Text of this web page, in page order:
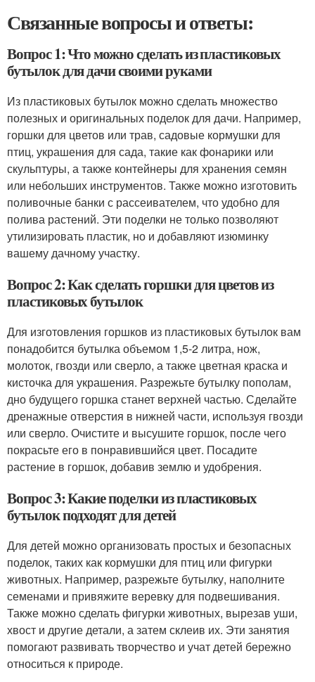
Связанные вопросы и ответы:
Вопрос 1: Что можно сделать из пластиковых
бутылок для дачи своими руками
Из пластиковых бутылок можно сделать множество
полезных и оригинальных поделок для дачи. Например,
горшки для цветов или трав, садовые кормушки для
птиц, украшения для сада, такие как фонарики или
скульптуры, а также контейнеры для хранения семян
или небольших инструментов. Также можно изготовить
поливочные банки с рассеивателем, что удобно для
полива растений. Эти поделки не только позволяют
утилизировать пластик, но и добавляют изюминку
вашему дачному участку.
Вопрос 2: Как сделать горшки для цветов из
пластиковых бутылок
Для изготовления горшков из пластиковых бутылок вам
понадобится бутылка объемом 1,5-2 литра, нож,
молоток, гвозди или сверло, а также цветная краска и
кисточка для украшения. Разрежьте бутылку пополам,
дно будущего горшка станет верхней частью. Сделайте
дренажные отверстия в нижней части, используя гвозди
или сверло. Очистите и высушите горшок, после чего
покрасьте его в понравившийся цвет. Посадите
растение в горшок, добавив землю и удобрения.
Вопрос 3: Какие поделки из пластиковых
бутылок подходят для детей
Для детей можно организовать простых и безопасных
поделок, таких как кормушки для птиц или фигурки
животных. Например, разрежьте бутылку, наполните
семенами и привяжите веревку для подвешивания.
Также можно сделать фигурки животных, вырезав уши,
хвост и другие детали, а затем склеив их. Эти занятия
помогают развивать творчество и учат детей бережно
относиться к природе.